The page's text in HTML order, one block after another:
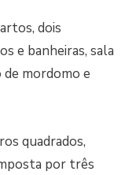
dois
e banheiras, sala
de mordomo e
quadrados,
por três